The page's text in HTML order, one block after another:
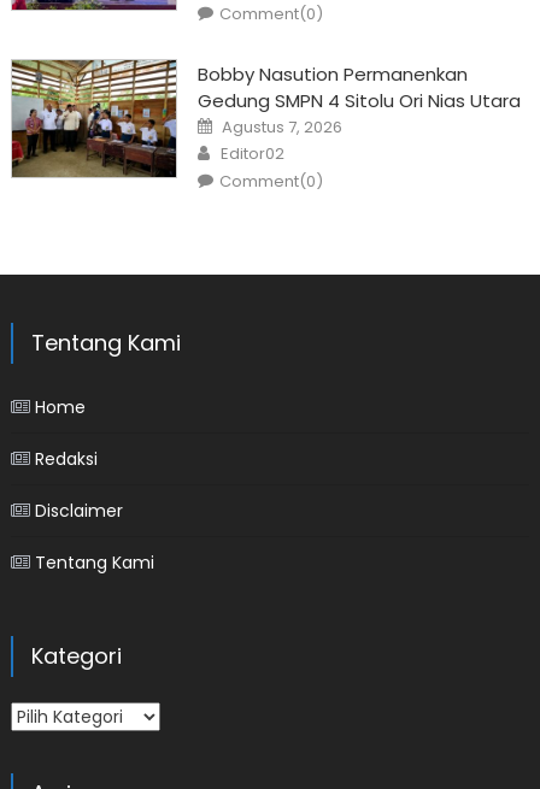
Comment(0)
Bobby Nasution Permanenkan
Gedung SMPN 4 Sitolu Ori Nias Utara
Posted
on
Agustus 7, 2026
Author
Editor02
Comment(0)
Tentang Kami
Home
Redaksi
Disclaimer
Tentang Kami
Kategori
Kategori